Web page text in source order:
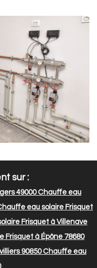
sur :
49000Chauffe eau
eau solaire Frisquet
Frisquet à Villenave
Frisquet à Épône 78680
90850Chauffe eau